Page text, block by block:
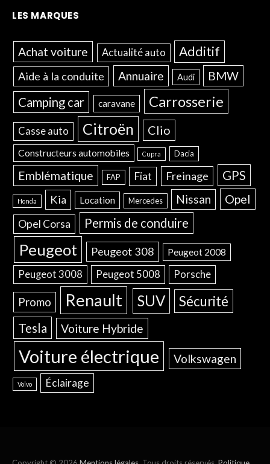
LES MARQUES
Achat voiture Actualité auto Additif
Aide à la conduite Annuaire Audi BMW
Camping car caravane Carrosserie
Casse auto Citroën Clio
Constructeurs automobiles Cupra Dacia
Emblématique FAP Fiat Freinage GPS
Honda Kia Location Mercedes Nissan Opel
Opel Corsa Permis de conduire
Peugeot Peugeot 308 Peugeot 2008
Peugeot 3008 Peugeot 5008 Porsche
Promo Renault SUV Sécurité
Tesla Voiture Hybride
Voiture électrique Volkswagen
Volvo Éclairage